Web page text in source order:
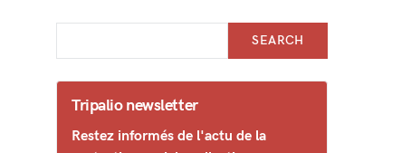
SEARCH
Tripalio newsletter
Restez informés de l'actu de la